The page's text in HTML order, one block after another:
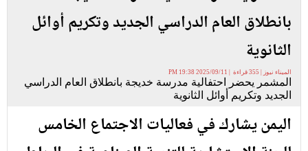
بانطلاق العام الدراسي الجديد وتكريم أوائل
الثانوية
الميناء نيوز | 355 قراءة | 2025/09/11 19:38 PM
المشمر يحضر احتفالية مدرسة خديجة بانطلاق العام الدراسي
الجديد وتكريم أوائل الثانوية
اليمن يشارك في فعاليات الاجتماع الخامس